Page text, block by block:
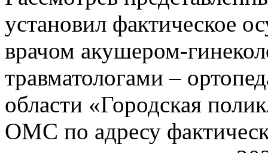
установил фактическое
врачом акушером-
травматологами –
области «Городская
ОМС по адресу